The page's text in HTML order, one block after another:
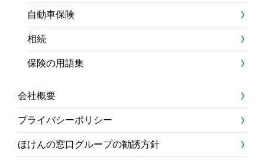
自動車保険
相続
保険の用語集
会社概要
プライバシーポリシー
ほけんの窓口グループの勧誘方針